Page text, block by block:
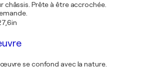
châssis. Prête à être accrochée.
se confond avec la nature.